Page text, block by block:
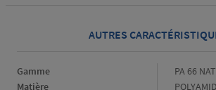
AUTRES
Gamme Gamme
PA 66
Matière
Matière